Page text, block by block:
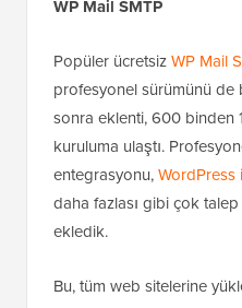
WP Mail SMTP
Popüler ücretsizWP Mail
profesyonel sürümünü de
sonra eklenti, 600 binden
kuruluma ulaştı.
entegrasyonu,WordPress
daha fazlası gibi çok
ekledik.
Bu, tüm web sitelerine